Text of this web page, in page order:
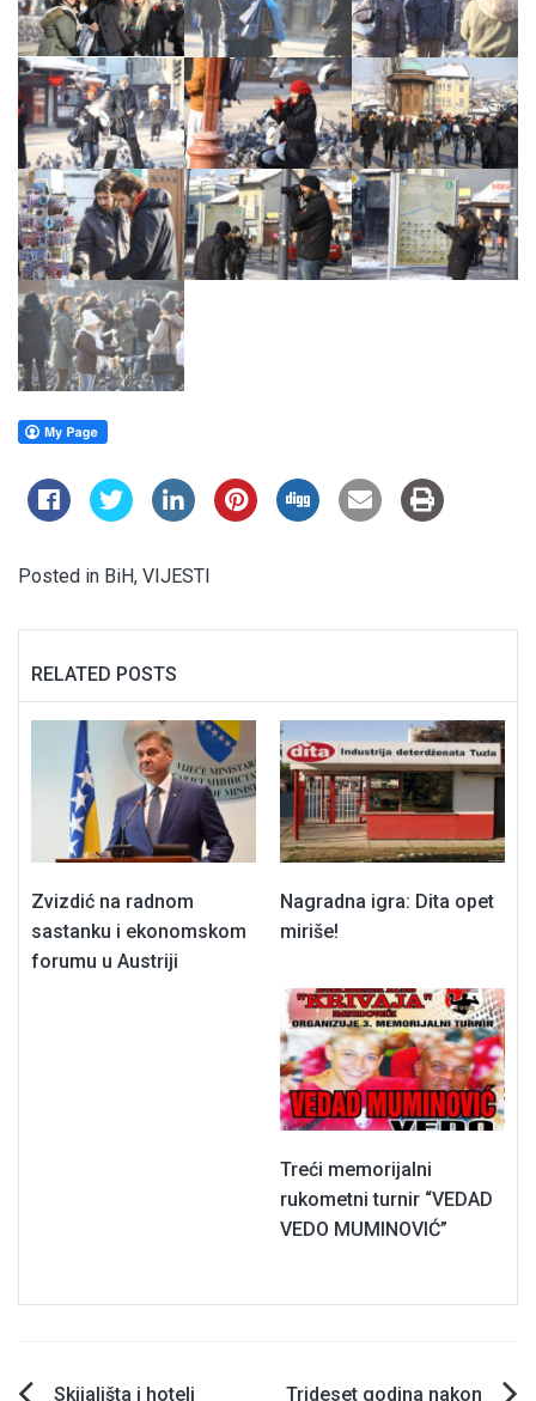
Posted in BiH, VIJESTI
RELATED POSTS
Zvizdić na radnom
sastanku i ekonomskom
forumu u Austriji
Nagradna igra: Dita opet
miriše!
Treći memorijalni
rukometni turnir “VEDAD
VEDO MUMINOVIĆ”
Skijališta i hoteli Trideset godina nakon